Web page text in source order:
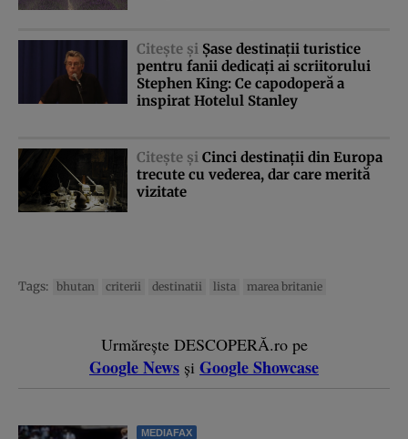
Citeşte şi Şase destinaţii turistice
pentru fanii dedicaţi ai scriitorului
Stephen King: Ce capodoperă a
inspirat Hotelul Stanley
Citeşte şi Cinci destinaţii din Europa
trecute cu vederea, dar care merită
vizitate
Tags: bhutan criterii destinatii lista marea britanie
Urmărește DESCOPERĂ.ro pe
Google News și Google Showcase
MEDIAFAX